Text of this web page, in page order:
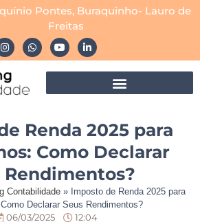
Pontes, Buraquinho- Lauro de
Freitas
Renda 2025 para
Como Declarar
Rendimentos?
Contabilidade » Imposto de Renda 2025 para
Declarar Seus Rendimentos?
06/03/2025
12:04